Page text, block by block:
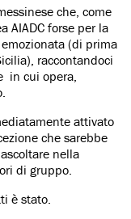
che, come
AIADC forse per la
(di prima
raccontandoci
in cui opera,
attivato
che sarebbe
nella
di gruppo.
è stato.